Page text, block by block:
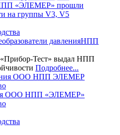
НПП «ЭЛЕМЕР» прошли
на группы V3, V5
давленияНПП
Тест» выдал НПП
Подробнее...
ООО НПП «ЭЛЕМЕР»